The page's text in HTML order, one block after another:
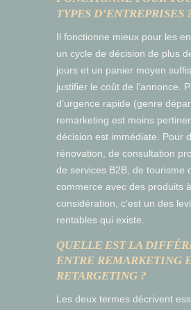
TYPES D’ENTREPRISES
Il fonctionne mieux pour les
un cycle de décision de plus
jours et un panier moyen
justifier le coût de l’annonce.
d’urgence rapide (genre
remarketing est moins
décision est immédiate. Pour
rénovation, de consultation
de services B2B, de tourisme
commerce avec des produits à
considération, c’est un des
rentables qui existe.
QUELLE EST LA
ENTRE REMARKETING
RETARGETING ?
Les deux termes décrivent